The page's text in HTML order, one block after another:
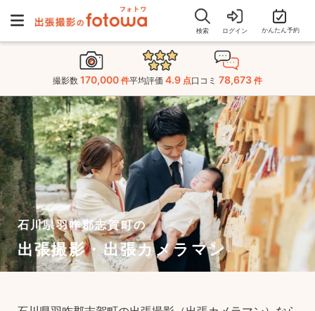
検索 ログイン かんたん予約
撮影数 170,000 件平均評価 4.9 点口コミ 78,673 件
石川県羽咋郡志賀町の
出張撮影・出張カメラマン